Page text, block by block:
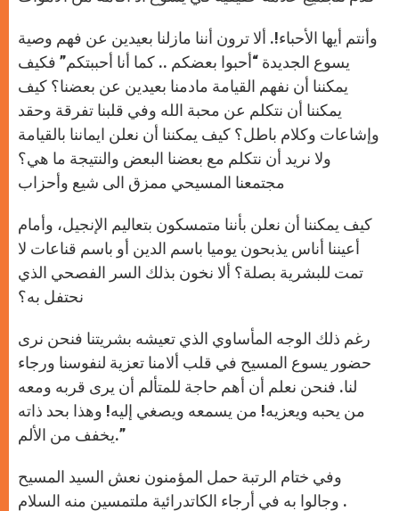
وأنتم أيها الأحباء!. ألا ترون أننا مازلنا بعيدين عن فهم وصية
يسوع الجديدة “أحبوا بعضكم .. كما أنا أحببتكم” فكيف
يمكننا أن نفهم القيامة مادمنا بعيدين عن بعضنا؟ كيف
يمكننا أن نتكلم عن محبة الله وفي قلبنا تفرقة وحقد
وإشاعات وكلام باطل؟ كيف يمكننا أن نعلن ايماننا بالقيامة
ولا نريد أن نتكلم مع بعضنا البعض والنتيجة ما هي؟
مجتمعنا المسيحي ممزق الى شيع وأحزاب
كيف يمكننا أن نعلن بأننا متمسكون بتعاليم الإنجيل، وأمام
أعيننا أناس يذبحون يوميا باسم الدين أو باسم قناعات لا
تمت للبشرية بصلة؟ ألا نخون بذلك السر الفصحي الذي
نحتفل به؟
رغم ذلك الوجه المأساوي الذي تعيشه بشريتنا فنحن نرى
حضور يسوع المسيح في قلب ألامنا تعزية لنفوسنا ورجاء
لنا. فنحن نعلم أن أهم حاجة للمتألم أن يرى قربه ومعه
من يحبه ويعزيه! من يسمعه ويصغي إليه! وهذا بحد ذاته
يخفف من الألم.”
وفي ختام الرتبة حمل المؤمنون نعش السيد المسيح
وجالوا به في أرجاء الكاتدرائية ملتمسين منه السلام .